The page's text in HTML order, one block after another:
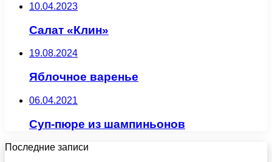
10.04.2023
Салат «Клин»
19.08.2024
Яблочное варенье
06.04.2021
Суп-пюре из шампиньонов
Последние записи